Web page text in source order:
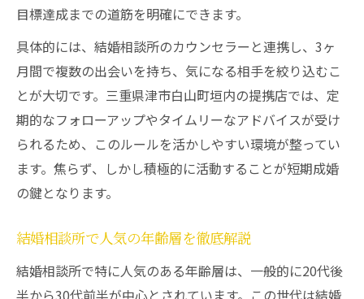
目標達成までの道筋を明確にできます。
具体的には、結婚相談所のカウンセラーと連携し、3ヶ
月間で複数の出会いを持ち、気になる相手を絞り込むこ
とが大切です。三重県津市白山町垣内の提携店では、定
期的なフォローアップやタイムリーなアドバイスが受け
られるため、このルールを活かしやすい環境が整ってい
ます。焦らず、しかし積極的に活動することが短期成婚
の鍵となります。
結婚相談所で人気の年齢層を徹底解説
結婚相談所で特に人気のある年齢層は、一般的に20代後
半から30代前半が中心とされています。この世代は結婚